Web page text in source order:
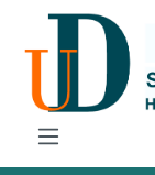
Zum Hauptinhalt